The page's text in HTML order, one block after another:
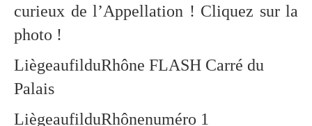
curieux de l’Appellation ! Cliquez sur la
photo !
LiègeaufilduRhône FLASH Carré du
Palais
LiègeaufilduRhônenuméro 1